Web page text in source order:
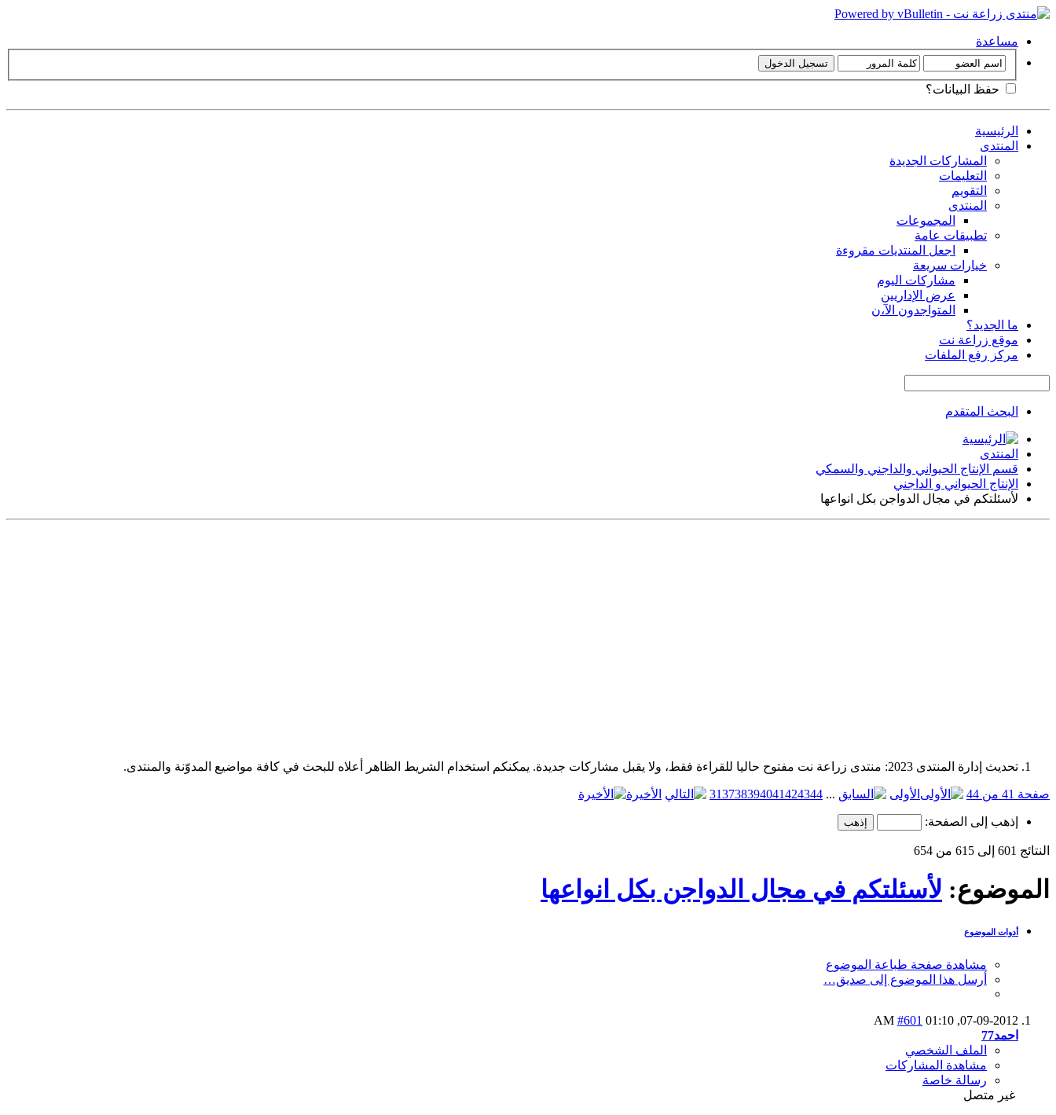
مساعدة
حفظ البيانات؟
الرئيسية
المنتدى
المشاركات الجديدة
التعليمات
التقويم
المنتدى
المجموعات
تطبيقات عامة
اجعل المنتديات مقروءة
خيارات سريعة
مشاركات اليوم
عرض الإداريين
المتواجدون الآ،ن
ما الجديد؟
موقع زراعة نت
مركز رفع الملفات
البحث المتقدم
المنتدى
قسم الإنتاج الحيواني والداجني والسمكي
الإنتاج الحيواني و الداجني
لأسئلتكم في مجال الدواجن بكل انواعها
تحديث إدارة المنتدى 2023: منتدى زراعة نت مفتوح حاليا للقراءة فقط، ولا يقبل مشاركات جديدة. يمكنكم استخدام الشريط الظاهر أعلاه للبحث في كافة مواضيع المدوّنة والمنتدى.
صفحة 41 من 44 الأولى ...
313738394041424344 الأخيرة
إذهب إلى الصفحة:
النتائج 601 إلى 615 من 654
الموضوع: لأسئلتكم في مجال الدواجن بكل انواعها
أدوات الموضوع
مشاهدة صفحة طباعة الموضوع
أرسل هذا الموضوع إلى صديق…
07-09-2012,
01:10 AM
#601
احمد77
الملف الشخصي
مشاهدة المشاركات
رسالة خاصة
غير متصل